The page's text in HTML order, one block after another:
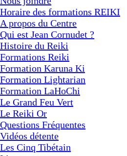
Horaire des formations REIKI
A propos du Centre
Qui est Jean Cornudet ?
Histoire du Reiki
Formations Reiki
Formation Karuna Ki
Formation Lightarian
Formation LaHoChi
Le Grand Feu Vert
Le Reiki Or
Questions Fréquentes
Vidéos détente
Les Cinq Tibétain